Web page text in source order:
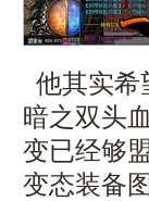
他其实希
暗之双头
变已经够
变态装备